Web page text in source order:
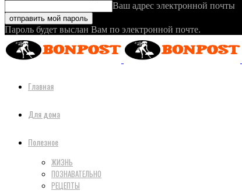
Ваш адрес электронной почты
Пароль будет выслан Вам по электронной почте.
Главная
Для дома
Полезное
ЖИЗНЬ
ПОЗНАВАТЕЛЬНО
РЕЦЕПТЫ